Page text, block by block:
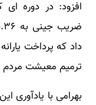
افزود: در دوره
داد که پرداخت
ترمیم معیشت مردم
بهرامی با یادآوری